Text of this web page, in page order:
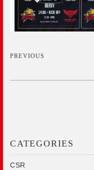
PREVIOUS
CATEGORIES
CSR